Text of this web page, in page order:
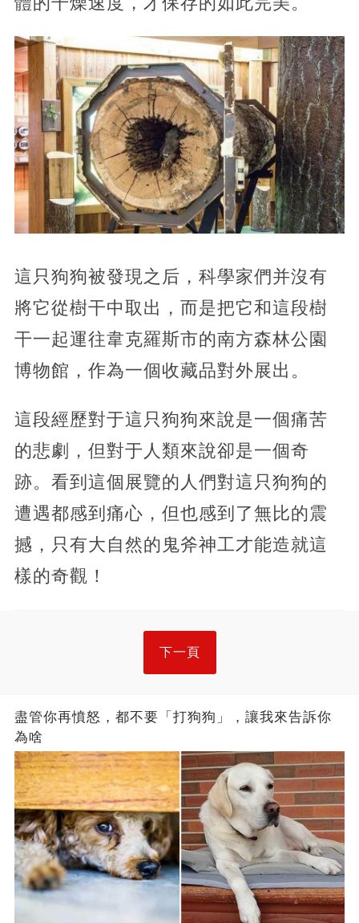
這只狗狗被發現之后，科學家們并沒有
將它從樹干中取出，而是把它和這段樹
干一起運往韋克羅斯市的南方森林公園
博物館，作為一個收藏品對外展出。
這段經歷對于這只狗狗來說是一個痛苦
的悲劇，但對于人類來說卻是一個奇
跡。看到這個展覽的人們對這只狗狗的
遭遇都感到痛心，但也感到了無比的震
撼，只有大自然的鬼斧神工才能造就這
樣的奇觀！
下一頁
盡管你再憤怒，都不要「打狗狗」，讓我來告訴你
為啥